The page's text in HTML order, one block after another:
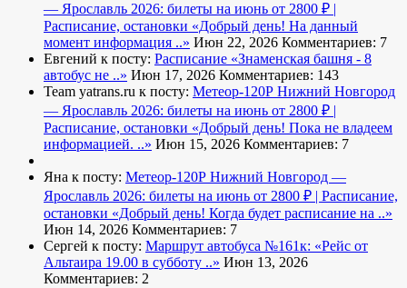
— Ярославль 2026: билеты на июнь от 2800 ₽ |
Расписание, остановки «Добрый день! На данный
момент информация ..» Июн 22, 2026 Комментариев: 7
Евгений к посту: Расписание «Знаменская башня - 8
автобус не ..» Июн 17, 2026 Комментариев: 143
Team yatrans.ru к посту: Метеор-120Р Нижний Новгород
— Ярославль 2026: билеты на июнь от 2800 ₽ |
Расписание, остановки «Добрый день! Пока не владеем
информацией. ..» Июн 15, 2026 Комментариев: 7
Яна к посту: Метеор-120Р Нижний Новгород —
Ярославль 2026: билеты на июнь от 2800 ₽ | Расписание,
остановки «Добрый день! Когда будет расписание на ..»
Июн 14, 2026 Комментариев: 7
Сергей к посту: Маршрут автобуса №161к: «Рейс от
Альтаира 19.00 в субботу ..» Июн 13, 2026
Комментариев: 2